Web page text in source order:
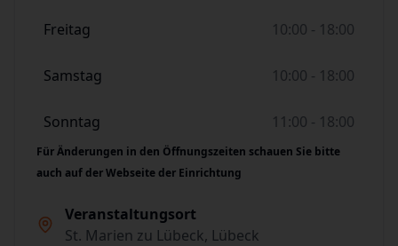
Freitag 10:00 - 18:00
Samstag 10:00 - 18:00
Sonntag 11:00 - 18:00
Für Änderungen in den Öffnungszeiten schauen Sie bitte
auch auf der Webseite der Einrichtung
Veranstaltungsort
St. Marien zu Lübeck, Lübeck